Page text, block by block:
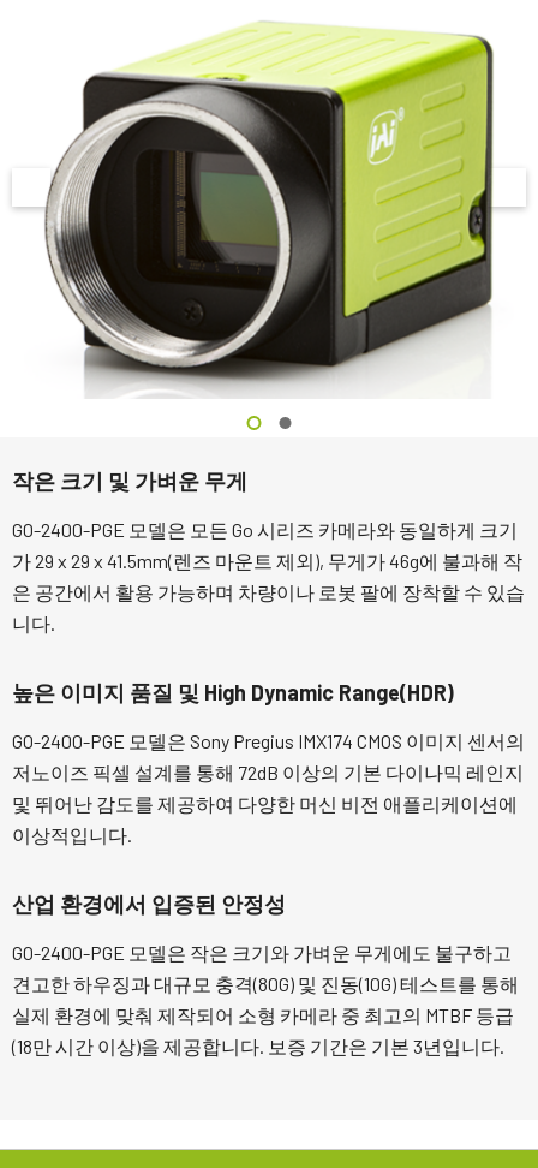
작은 크기 및 가벼운 무게
GO-2400-PGE 모델은 모든 Go 시리즈 카메라와 동일하게 크기
가 29 x 29 x 41.5mm(렌즈 마운트 제외), 무게가 46g에 불과해 작
은 공간에서 활용 가능하며 차량이나 로봇 팔에 장착할 수 있습
니다.
높은 이미지 품질 및 High Dynamic Range(HDR)
GO-2400-PGE 모델은 Sony Pregius IMX174 CMOS 이미지 센서의
저노이즈 픽셀 설계를 통해 72dB 이상의 기본 다이나믹 레인지
및 뛰어난 감도를 제공하여 다양한 머신 비전 애플리케이션에
이상적입니다.
산업 환경에서 입증된 안정성
GO-2400-PGE 모델은 작은 크기와 가벼운 무게에도 불구하고
견고한 하우징과 대규모 충격(80G) 및 진동(10G) 테스트를 통해
실제 환경에 맞춰 제작되어 소형 카메라 중 최고의 MTBF 등급
(18만 시간 이상)을 제공합니다. 보증 기간은 기본 3년입니다.